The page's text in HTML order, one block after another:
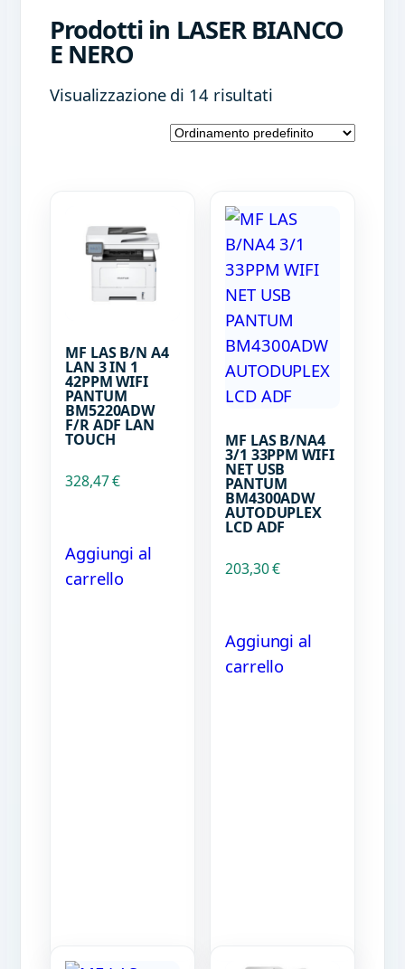
Prodotti in LASER BIANCO
E NERO
Visualizzazione di 14 risultati
MF LAS B/N A4
LAN 3 IN 1
42PPM WIFI
PANTUM
BM5220ADW
F/R ADF LAN
TOUCH
328,47€
Aggiungi al
carrello
MF LAS B/NA4
3/1 33PPM WIFI
NET USB
PANTUM
BM4300ADW
AUTODUPLEX
LCD ADF
203,30€
Aggiungi al
carrello